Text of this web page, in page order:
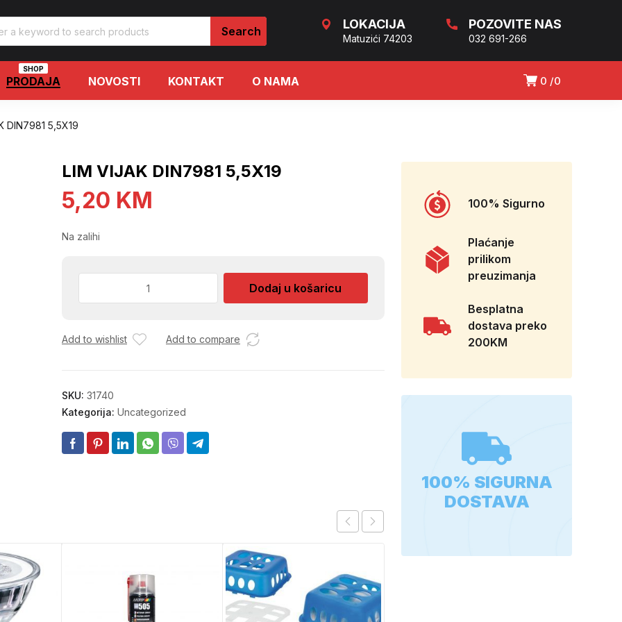
LOKACIJA
Matuzići 74203
POZOVITE NAS
032 691-266
0 0
PRODAJA
SHOP
NOVOSTI KONTAKT O NAMA
DIN7981 5,5X19
LIM VIJAK DIN7981 5,5X19
5,20 KM
Na zalihi
količina
Dodaj u košaricu
Add to wishlist Add to compare
SKU: 31740
Kategorija: Uncategorized
100% Sigurno
Plaćanje
prilikom
preuzimanja
Besplatna
dostava preko
200KM
100% SIGURNA
DOSTAVA